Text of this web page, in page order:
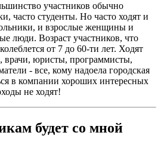
участников обычно
часто студенты. Но часто ходят и
и взрослые женщины и
люди. Возраст участников, что
от 7 до 60-ти лет. Ходят
врачи, юристы, программисты,
- все, кому надоела городская
в компании хороших интересных
не ходят!
будет со мной